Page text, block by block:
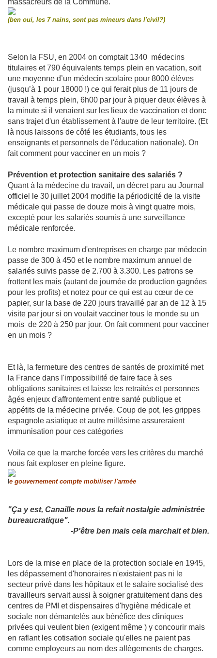
massacreurs de la Commune.
(ben oui, les 7 nains, sont pas mineurs dans l'civil?)
Selon la FSU, en 2004 on comptait 1340 médecins
titulaires et 790 équivalents temps plein en vacation, soit
une moyenne d’un médecin scolaire pour 8000 élèves
(jusqu’à 1 pour 18000 !) ce qui ferait plus de 11 jours de
travail à temps plein, 6h00 par jour à piquer deux élèves à
la minute si il venaient sur les lieux de vaccination et donc
sans trajet d'un établissement à l'autre de leur territoire. (Et
là nous laissons de côté les étudiants, tous les
enseignants et personnels de l'éducation nationale). On
fait comment pour vacciner en un mois ?
Prévention et protection sanitaire des salariés ?
Quant à la médecine du travail, un décret paru au Journal
officiel le 30 juillet 2004 modifie la périodicité de la visite
médicale qui passe de douze mois à vingt quatre mois,
excepté pour les salariés soumis à une surveillance
médicale renforcée.
Le nombre maximum d'entreprises en charge par médecin
passe de 300 à 450 et le nombre maximum annuel de
salariés suivis passe de 2.700 à 3.300. Les patrons se
frottent les mais (autant de journée de production gagnées
pour les profits) et notez pour ce qui est au cœur de ce
papier, sur la base de 220 jours travaillé par an de 12 à 15
visite par jour si on voulait vacciner tous le monde su un
mois de 220 à 250 par jour. On fait comment pour vacciner
en un mois ?
Et là, la fermeture des centres de santés de proximité met
la France dans l'impossibilité de faire face à ses
obligations sanitaires et laisse les retraités et personnes
âgés enjeux d'affrontement entre santé publique et
appétits de la médecine privée. Coup de pot, les grippes
espagnole asiatique et autre millésime assureraient
immunisation pour ces catégories
Voila ce que la marche forcée vers les critères du marché
nous fait exploser en pleine figure.
e gouvernement compte mobiliser l'armée
"Ça y est, Canaille nous la refait nostalgie administrée
bureaucratique".
-P'être ben mais cela marchait et bien.
Lors de la mise en place de la protection sociale en 1945,
les dépassement d'honoraires n'existaient pas ni le
secteur privé dans les hôpitaux et le salaire socialisé des
travailleurs servait aussi à soigner gratuitement dans des
centres de PMI et dispensaires d'hygiène médicale et
sociale non démantelés aux bénéfice des cliniques
privées qui veulent bien (exigent même ) y concourir mais
en raflant les cotisation sociale qu'elles ne paient pas
comme employeurs au nom des allègements de charges.